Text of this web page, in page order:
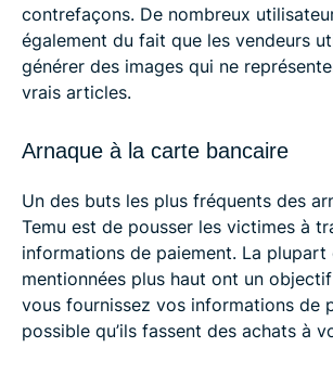
contrefaçons. De nombreux
également du fait que les vendeurs
générer des images qui ne
vrais articles.
Arnaque à la carte bancaire
Un des buts les plus fréquents des
Temu est de pousser les victimes à
informations de paiement. La plupart
mentionnées plus haut ont un
vous fournissez vos informations de
possible qu’ils fassent des achats à